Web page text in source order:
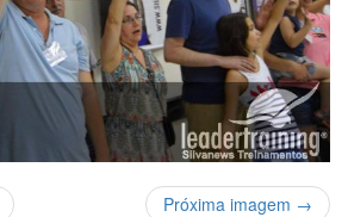
Próxima imagem →